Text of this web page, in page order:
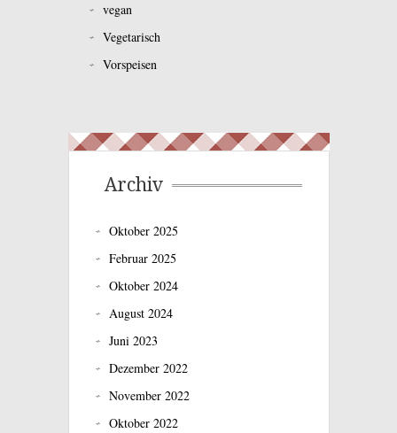
vegan
Vegetarisch
Vorspeisen
Archiv
Oktober 2025
Februar 2025
Oktober 2024
August 2024
Juni 2023
Dezember 2022
November 2022
Oktober 2022